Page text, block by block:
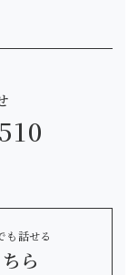
も話せる
ら